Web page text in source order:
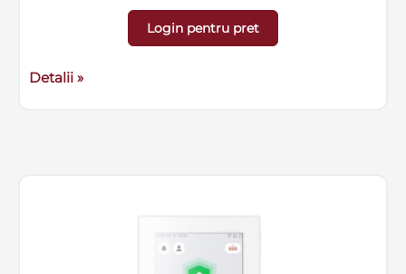
Login pentru pret
Detalii »